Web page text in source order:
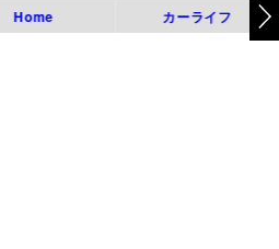
Home カーライフ